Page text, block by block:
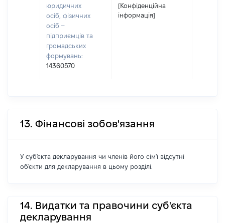
юридичних
осіб, фізичних
осіб –
підприємців та
громадських
формувань:
14360570
[Конфіденційна
інформація]
13. Фінансові зобов'язання
У суб'єкта декларування чи членів його сім'ї відсутні
об'єкти для декларування в цьому розділі.
14. Видатки та правочини суб'єкта
декларування